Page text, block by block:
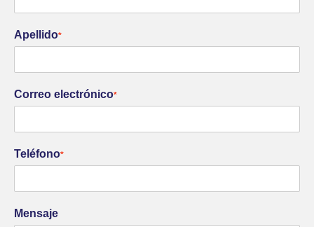
Apellido*
Correo electrónico*
Teléfono*
Mensaje